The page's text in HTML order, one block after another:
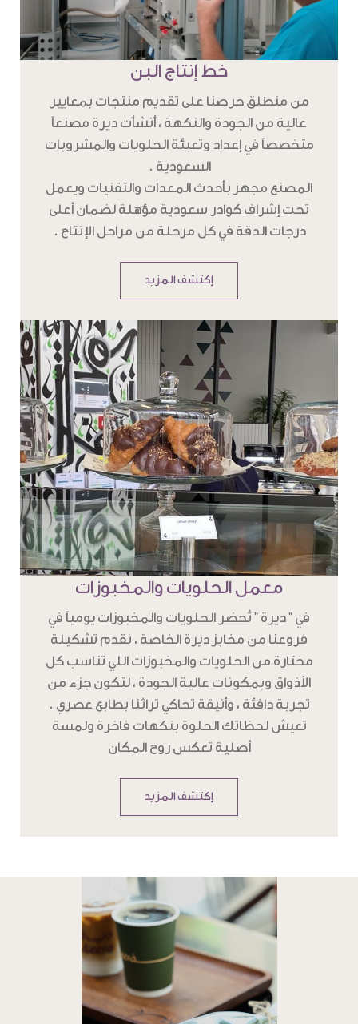
خط إنتاج البن
من منطلق حرصنا على تقديم منتجات بمعايير
عالية من الجودة والنكهة ، أنشأت ديرة مصنعاً
متخصصاً في إعداد وتعبئة الحلويات والمشروبات
السعودية .
المصنع مجهز بأحدث المعدات والتقنيات ويعمل
تحت إشراف كوادر سعودية مؤهلة لضمان أعلى
درجات الدقة في كل مرحلة من مراحل الإنتاج .
إكتشف المزيد
معمل الحلويات والمخبوزات
في " ديرة " تُحضر الحلويات والمخبوزات يومياً في
فروعنا من مخابز ديرة الخاصة ، نقدم تشكيلة
مختارة من الحلويات والمخبوزات اللي تناسب كل
الأذواق وبمكونات عالية الجودة ، لتكون جزء من
تجربة دافئة ، وأنيقة تحاكي تراثنا بطابع عصري .
تعيش لحظاتك الحلوة بنكهات فاخرة ولمسة
أصلية تعكس روح المكان
إكتشف المزيد